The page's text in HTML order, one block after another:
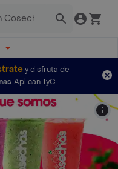
y disfruta de
Aplican TyC